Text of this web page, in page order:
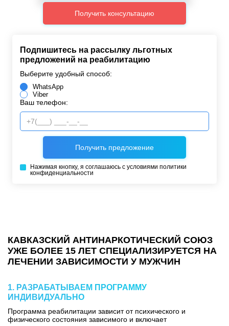
Получить консультацию
Подпишитесь на рассылку льготных
предложений на реабилитацию
Выберите удобный способ:
WhatsApp
Viber
Ваш телефон:
Нажимая кнопку, я соглашаюсь с условиями политики
конфиденциальности
КАВКАЗСКИЙ АНТИНАРКОТИЧЕСКИЙ СОЮЗ
УЖЕ БОЛЕЕ 15 ЛЕТ СПЕЦИАЛИЗИРУЕТСЯ НА
ЛЕЧЕНИИ ЗАВИСИМОСТИ У МУЖЧИН
1. РАЗРАБАТЫВАЕМ ПРОГРАММУ
ИНДИВИДУАЛЬНО
Программа реабилитации зависит от психического и
физического состояния зависимого и включает